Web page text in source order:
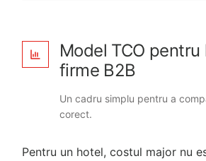
Model TCO
firme B2B
Un cadru simplu pentru a
corect.
Pentru un hotel, costul major nu